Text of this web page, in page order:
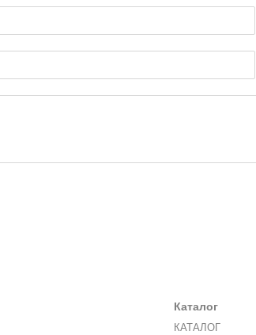
Каталог
КАТАЛОГ